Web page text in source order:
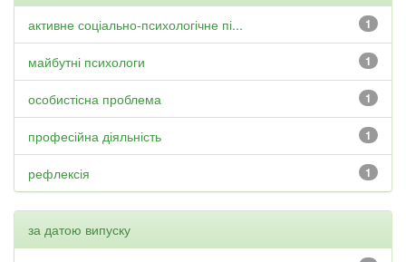
1
активне соціально-психологічне пі...
1
майбутні психологи
1
особистісна проблема
1
професійна діяльність
1
рефлексія
за датою випуску